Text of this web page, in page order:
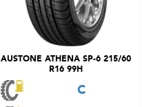
AUSTONE ATHENA SP-6 215/60
R16 99H
C